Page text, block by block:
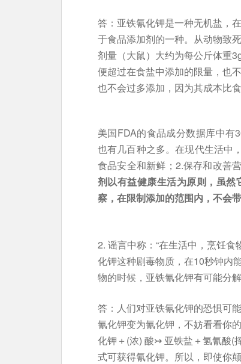
答：亚铁氰化钾是一种无机盐，
于食品添加剂的一种。从动物致
剂量（大鼠）大约为每公斤体重
便超过在食盐中添加的限量，也
也不会过多添加，因为其成本比食
美国FDA的食品成分数据库中
也有几百种之多。在现代生活中
食品安全和新鲜；2.保存和改善
剂以有益健康生活为原则，虽
察，在限制添加的范围内，不会
2. 谣言中称：“在生活中，烹饪
化钾这种剧毒物质，在10秒钟内
物的时候，亚铁氰化钾有可能分
答：人们对亚铁氰化钾的恐惧可
氰化钾变为氰化钾，不妨看看你
化钾＋(浓) 酸↣ 亚铁盐＋氢氰酸(
式可获得氰化钾。所以，即使你